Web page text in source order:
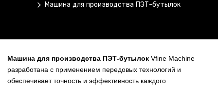
Машина для производства ПЭТ-бутылок
Машина для производства ПЭТ-бутылок Vfine Machine
разработана с применением передовых технологий и
обеспечивает точность и эффективность каждого